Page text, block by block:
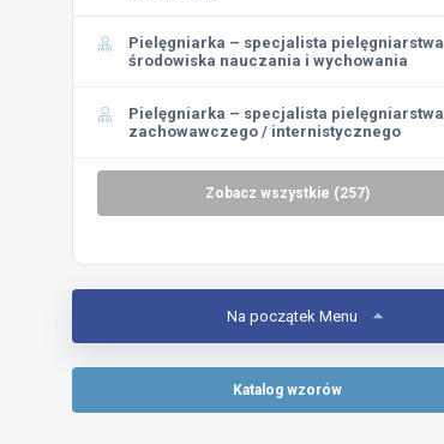
Pielęgniarka – specjalista pielęgniarstwa
środowiska nauczania i wychowania
Pielęgniarka – specjalista pielęgniarstwa
zachowawczego / internistycznego
Zobacz wszystkie (257)
Na początek Menu
Katalog wzorów